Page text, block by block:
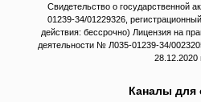
Свидетельство о государственной
01239-34/01229326,
действия: бессрочно) Лицензия на
деятельности № Л035-01239-34/
28.12.2020
Каналы для